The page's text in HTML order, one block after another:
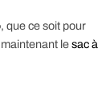
, que ce soit pour
lesac à